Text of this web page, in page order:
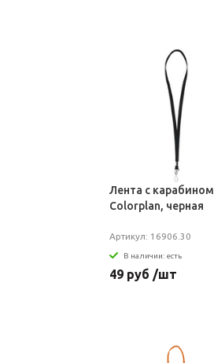
Лента с карабином
Colorplan, черная
Артикул: 16906.30
В наличии: есть
49 руб /шт